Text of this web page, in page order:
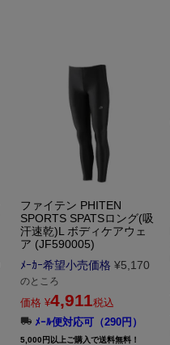
ファイテン PHITEN
SPORTS SPATSロング(吸
汗速乾)L ボディケアウェ
ア (JF590005)
ﾒｰｶｰ希望小売価格 ¥5,170
のところ
価格 ¥4,911税込
ﾒｰﾙ便対応可（290円）
5,000円以上ご購入で送料無料！